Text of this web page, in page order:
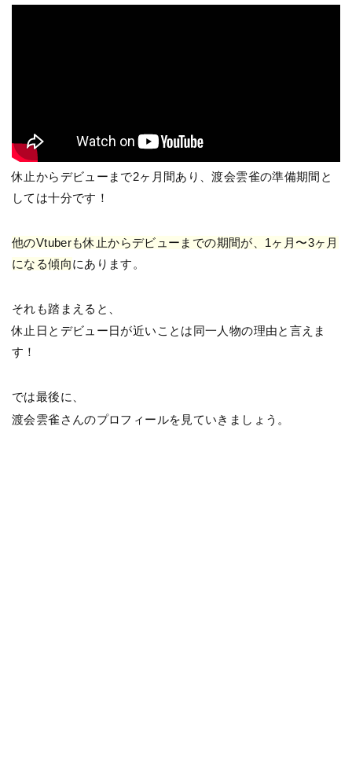
休止からデビューまで2ヶ月間あり、渡会雲雀の準備期間と
しては十分です！
他のVtuberも休止からデビューまでの期間が、1ヶ月〜3ヶ月
になる傾向にあります。
それも踏まえると、
休止日とデビュー日が近いことは同一人物の理由と言えま
す！
では最後に、
渡会雲雀さんのプロフィールを見ていきましょう。